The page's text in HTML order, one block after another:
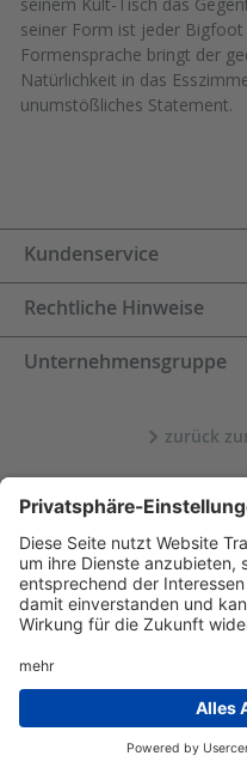
seiner Form ist jeder
Formensprache bringt der
Natürlichkeit in das
unumstößliches Statement.
Kundenservice
Rechtliche Hinweise
Unternehmensgruppe
zurück
Datenschutz
Cookie-Einstellungen
* Alle dargestellten Preise